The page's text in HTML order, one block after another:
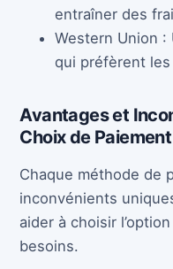
entraîner des
Western Union :
qui préfèrent
Avantages et
Choix de Paiement
Chaque méthode de
inconvénients
aider à choisir
besoins.